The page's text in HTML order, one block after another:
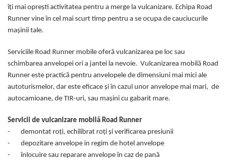
îți mai oprești activitatea pentru a merge la vulcanizare. Echipa Road
Runner vine în cel mai scurt timp pentru a se ocupa de cauciucurile
mașinii tale.
Serviciile Road Runner mobile oferă vulcanizarea pe loc sau
schimbarea anvelopei ori a jantei la nevoie. Vulcanizarea mobilă Road
Runner este practică pentru anvelopele de dimensiuni mai mici ale
autoturismelor, dar este eficace și în cazul unor anvelope mai mari, de
autocamioane, de TIR-uri, sau mașini cu gabarit mare.
Servicii de vulcanizare mobilă Road Runner
- demontat roți, echilibrat roți și verificarea presiunii
- depozitare anvelope in regim de hotel anvelope
- înlocuire sau reparare anvelope în caz de pană